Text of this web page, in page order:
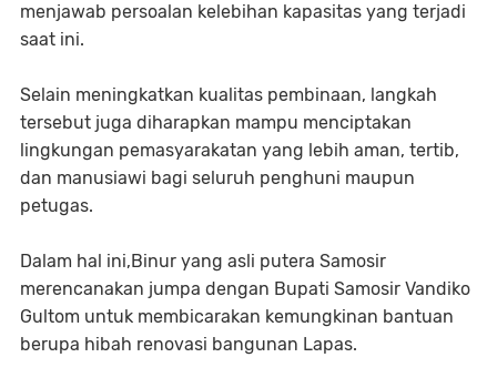
menjawab persoalan kelebihan kapasitas yang terjadi
saat ini.
Selain meningkatkan kualitas pembinaan, langkah
tersebut juga diharapkan mampu menciptakan
lingkungan pemasyarakatan yang lebih aman, tertib,
dan manusiawi bagi seluruh penghuni maupun
petugas.
Dalam hal ini,Binur yang asli putera Samosir
merencanakan jumpa dengan Bupati Samosir Vandiko
Gultom untuk membicarakan kemungkinan bantuan
berupa hibah renovasi bangunan Lapas.